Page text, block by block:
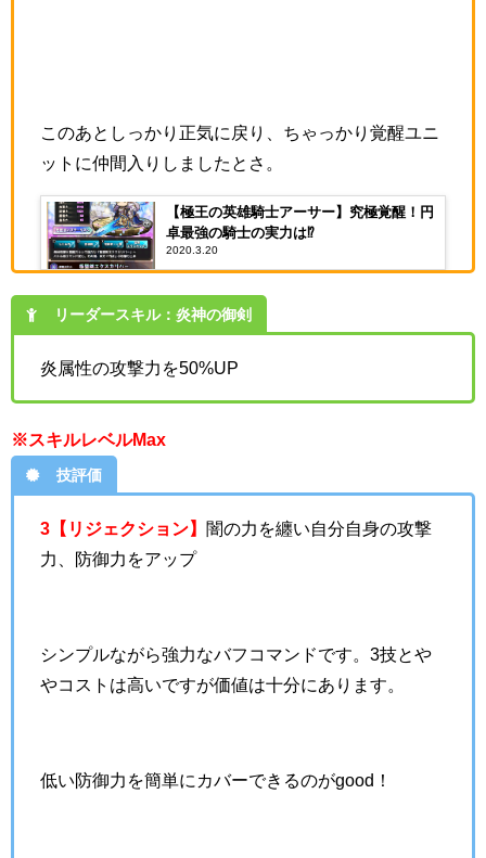
このあとしっかり正気に戻り、ちゃっかり覚醒ユニ
ットに仲間入りしましたとさ。
【極王の英雄騎士アーサー】究極覚醒！円
卓最強の騎士の実力は⁉
2020.3.20
リーダースキル：炎神の御剣
炎属性の攻撃力を50%UP
※スキルレベルMax
技評価
3【リジェクション】 闇の力を纏い自分自身の攻撃
力、防御力をアップ
シンプルながら強力なバフコマンドです。3技とや
やコストは高いですが価値は十分にあります。
低い防御力を簡単にカバーできるのがgood！